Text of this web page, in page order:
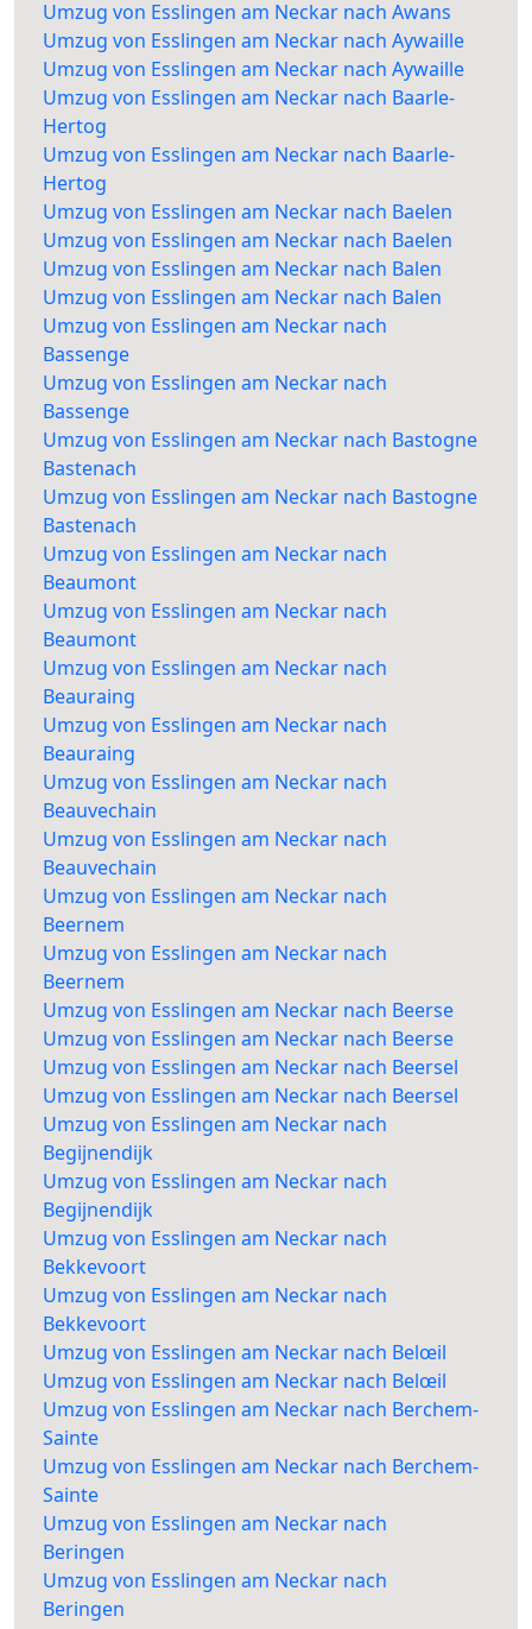
Umzug von Esslingen am Neckar nach Awans
Umzug von Esslingen am Neckar nach Aywaille
Umzug von Esslingen am Neckar nach Aywaille
Umzug von Esslingen am Neckar nach Baarle-
Hertog
Umzug von Esslingen am Neckar nach Baarle-
Hertog
Umzug von Esslingen am Neckar nach Baelen
Umzug von Esslingen am Neckar nach Baelen
Umzug von Esslingen am Neckar nach Balen
Umzug von Esslingen am Neckar nach Balen
Umzug von Esslingen am Neckar nach
Bassenge
Umzug von Esslingen am Neckar nach
Bassenge
Umzug von Esslingen am Neckar nach Bastogne
Bastenach
Umzug von Esslingen am Neckar nach Bastogne
Bastenach
Umzug von Esslingen am Neckar nach
Beaumont
Umzug von Esslingen am Neckar nach
Beaumont
Umzug von Esslingen am Neckar nach
Beauraing
Umzug von Esslingen am Neckar nach
Beauraing
Umzug von Esslingen am Neckar nach
Beauvechain
Umzug von Esslingen am Neckar nach
Beauvechain
Umzug von Esslingen am Neckar nach
Beernem
Umzug von Esslingen am Neckar nach
Beernem
Umzug von Esslingen am Neckar nach Beerse
Umzug von Esslingen am Neckar nach Beerse
Umzug von Esslingen am Neckar nach Beersel
Umzug von Esslingen am Neckar nach Beersel
Umzug von Esslingen am Neckar nach
Begijnendijk
Umzug von Esslingen am Neckar nach
Begijnendijk
Umzug von Esslingen am Neckar nach
Bekkevoort
Umzug von Esslingen am Neckar nach
Bekkevoort
Umzug von Esslingen am Neckar nach Belœil
Umzug von Esslingen am Neckar nach Belœil
Umzug von Esslingen am Neckar nach Berchem-
Sainte
Umzug von Esslingen am Neckar nach Berchem-
Sainte
Umzug von Esslingen am Neckar nach
Beringen
Umzug von Esslingen am Neckar nach
Beringen